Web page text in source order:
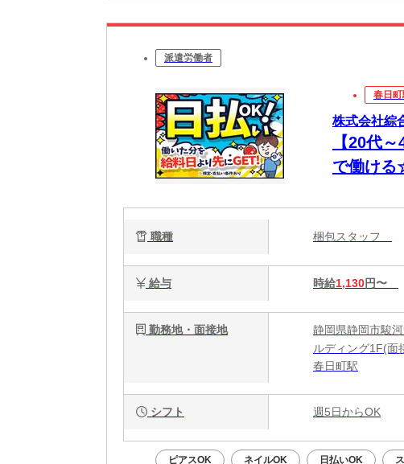
派遣労働者
春日
株式会社綜
【20代
で働ける
職種 梱包スタッフ
給与 時給1,130円〜
勤務地・面接地
静岡県静岡市駿
ルディング1F(面
春日町駅
シフト 週5日からOK
ピアスOK ネイルOK 日払いOK